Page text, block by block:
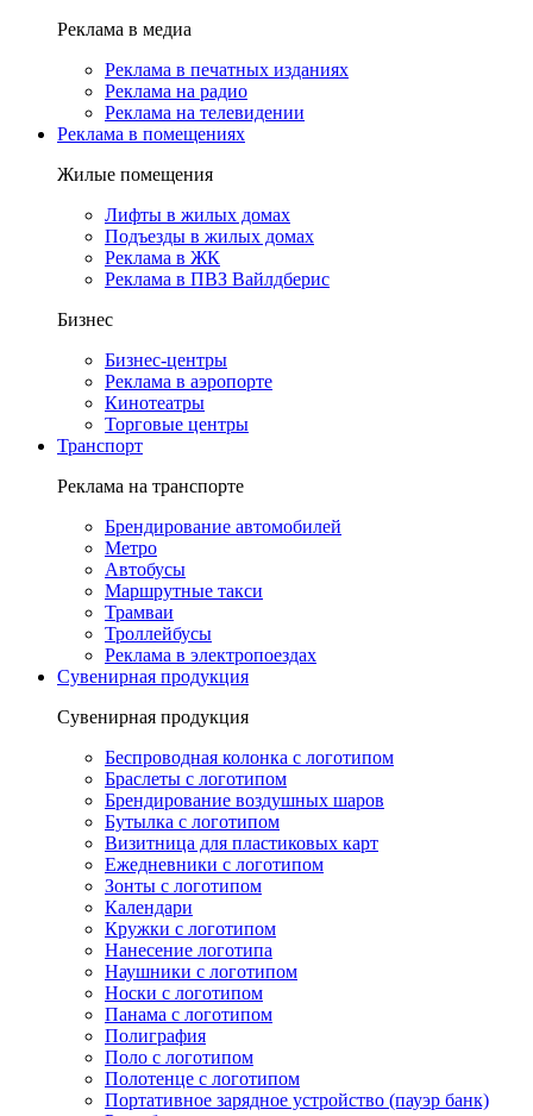
Реклама в медиа
Реклама в печатных изданиях
Реклама на радио
Реклама на телевидении
Реклама в помещениях
Жилые помещения
Лифты в жилых домах
Подъезды в жилых домах
Реклама в ЖК
Реклама в ПВЗ Вайлдберис
Бизнес
Бизнес-центры
Реклама в аэропорте
Кинотеатры
Торговые центры
Транспорт
Реклама на транспорте
Брендирование автомобилей
Метро
Автобусы
Маршрутные такси
Трамваи
Троллейбусы
Реклама в электропоездах
Сувенирная продукция
Сувенирная продукция
Беспроводная колонка с логотипом
Браслеты с логотипом
Брендирование воздушных шаров
Бутылка с логотипом
Визитница для пластиковых карт
Ежедневники с логотипом
Зонты с логотипом
Календари
Кружки с логотипом
Нанесение логотипа
Наушники с логотипом
Носки с логотипом
Панама с логотипом
Полиграфия
Поло с логотипом
Полотенце с логотипом
Портативное зарядное устройство (пауэр банк)